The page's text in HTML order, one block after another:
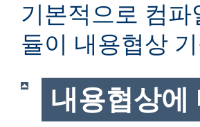
기본적으로 컴파
듈이 내용협상
내용협상에